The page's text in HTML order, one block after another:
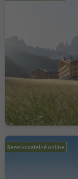
Rezervovatelné online